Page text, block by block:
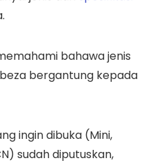
bahawa jenis
bergantung kepada
ingin dibuka (Mini,
sudah diputuskan,